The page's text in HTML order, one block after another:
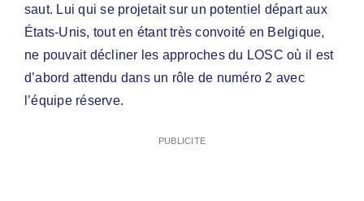
saut. Lui qui se projetait sur un potentiel départ aux
États-Unis, tout en étant très convoité en Belgique,
ne pouvait décliner les approches du LOSC où il est
d’abord attendu dans un rôle de numéro 2 avec
l’équipe réserve.
PUBLICITE